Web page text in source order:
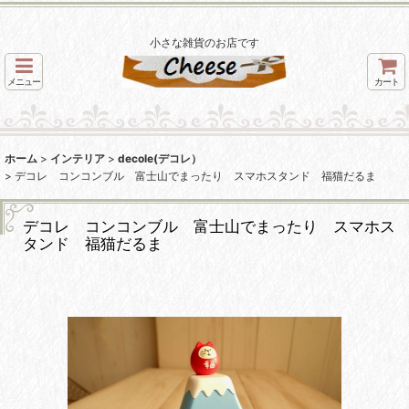
小さな雑貨のお店です
メニュー カート
ホーム > インテリア > decole(デコレ）
> デコレ コンコンブル 富士山でまったり スマホスタンド 福猫だるま
デコレ コンコンブル 富士山でまったり スマホス
タンド 福猫だるま